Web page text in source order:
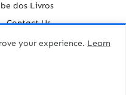
dos Livros
Contact Us
your experience. Learn